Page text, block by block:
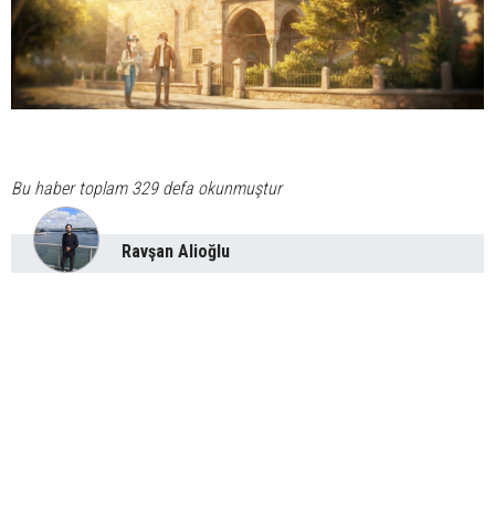
Bu haber toplam 329 defa okunmuştur
Ravşan Alioğlu